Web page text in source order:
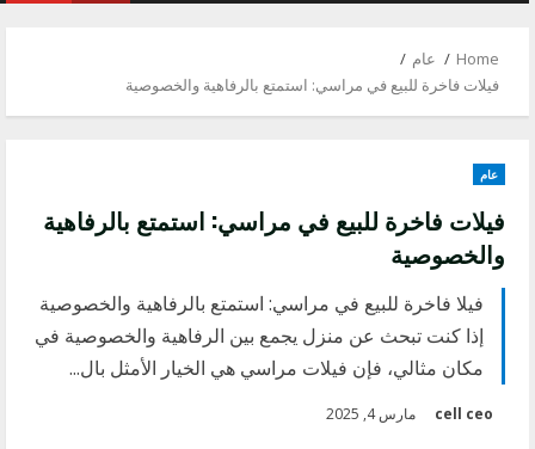
Home
عام
فيلات فاخرة للبيع في مراسي: استمتع بالرفاهية والخصوصية
عام
فيلات فاخرة للبيع في مراسي: استمتع بالرفاهية
والخصوصية
فيلا فاخرة للبيع في مراسي: استمتع بالرفاهية والخصوصية
إذا كنت تبحث عن منزل يجمع بين الرفاهية والخصوصية في
مكان مثالي، فإن فيلات مراسي هي الخيار الأمثل بال...
cell ceo مارس 4, 2025